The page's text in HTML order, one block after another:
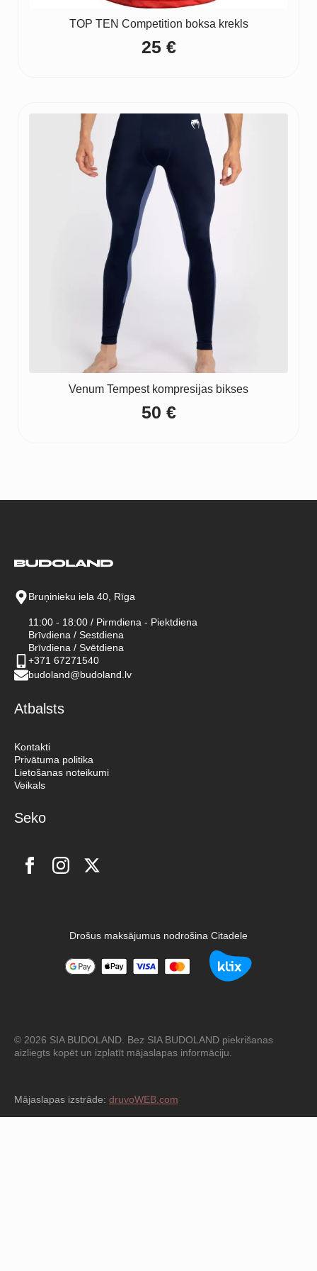
TOP TEN Competition boksa krekls
25 €
Venum Tempest kompresijas bikses
50 €
Bruņinieku iela 40, Rīga
11:00 - 18:00 / Pirmdiena - Piektdiena
Brīvdiena / Sestdiena
Brīvdiena / Svētdiena
+371 67271540
budoland@budoland.lv
Atbalsts
Kontakti
Privātuma politika
Lietošanas noteikumi
Veikals
Seko
Drošus maksājumus nodrošina Citadele
© 2026 SIA BUDOLAND. Bez SIA BUDOLAND piekrišanas
aizliegts kopēt un izplatīt mājaslapas informāciju.
Mājaslapas izstrāde: druvoWEB.com